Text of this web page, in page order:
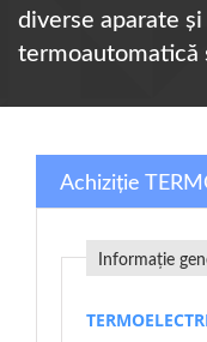
diverse aparate
termoautomatică
Achiziție
Informație